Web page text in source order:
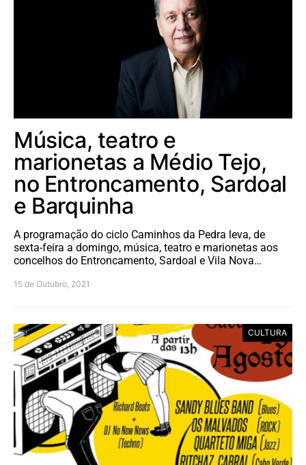
Música, teatro e
marionetas a Médio Tejo,
no Entroncamento, Sardoal
e Barquinha
A programação do ciclo Caminhos da Pedra leva, de
sexta-feira a domingo, música, teatro e marionetas aos
concelhos do Entroncamento, Sardoal e Vila Nova…
15 de Outubro, 2021
CULTURA